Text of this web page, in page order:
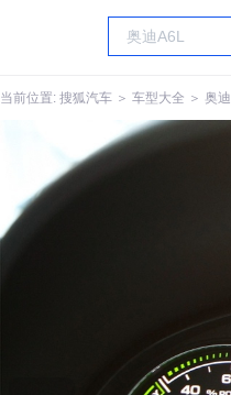
当前位置: 搜狐汽车 ＞ 车型大全 ＞ 奥迪